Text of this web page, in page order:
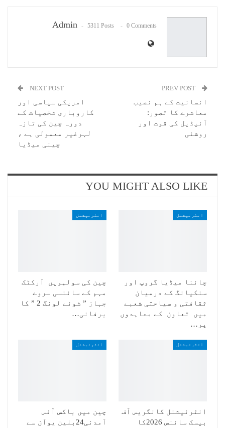
Admin 5311 Posts 0 Comments
انسانیت کے ہم نصیب
معاشرے کا تصور:
آئیڈیل کی قوت اور
روشنی
NEXT POST
امریکی سیاسی اور
کاروباری شخصیات کے
دورہ چین کی تازہ
لہرغیر معمولی ہے ،
چینی میڈیا
YOU MIGHT ALSO LIKE
انٹرنیشنل
چائنا میڈیا گروپ اور
سنکیانگ کے درمیان
ثقافتی و سیاحتی شعبے
میں تعاون کے معاہدوں
پر…
انٹرنیشنل
چین کی سولہویں آرکٹک
مہم کے سائنسی سروے
جہاز ” شوئے لونگ 2 ” کا
برفانی…
انٹرنیشنل
انٹرنیشنل کانگریس آف
بیسک سائنس 2026کا
انٹرنیشنل
چین میں باکس آفس
آمدنی24بلین یوآن سے